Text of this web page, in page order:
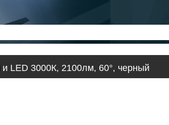
LED 3000К, 2100лм, 60°, черный